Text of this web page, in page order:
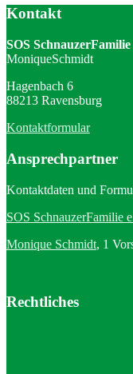
Kontakt
SOS SchnauzerFamilie
MoniqueSchmidt
Hagenbach 6
88213 Ravensburg
Kontaktformular
Ansprechpartner
Kontaktdaten und
SOS SchnauzerFamilie
Monique Schmidt, 1
Rechtliches